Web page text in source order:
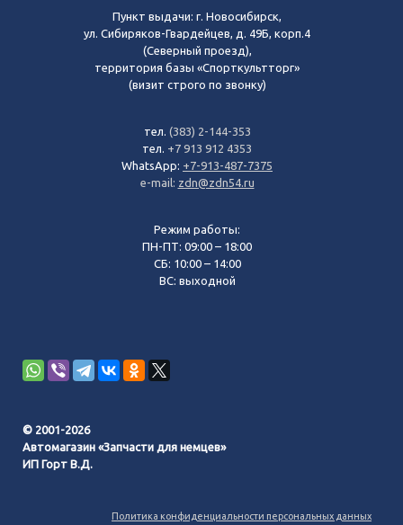
Пункт выдачи: г. Новосибирск,
ул. Сибиряков-Гвардейцев, д. 49Б, корп.4
(Северный проезд),
территория базы «Спорткультторг»
(визит строго по звонку)
тел. (383) 2-144-353
тел. +7 913 912 4353
WhatsApp: +7-913-487-7375
e-mail: zdn@zdn54.ru
Режим работы:
ПН-ПТ: 09:00 – 18:00
СБ: 10:00 – 14:00
ВС: выходной
© 2001-2026
Автомагазин «Запчасти для немцев»
ИП Горт В.Д.
Политика конфиденциальности персональных данных